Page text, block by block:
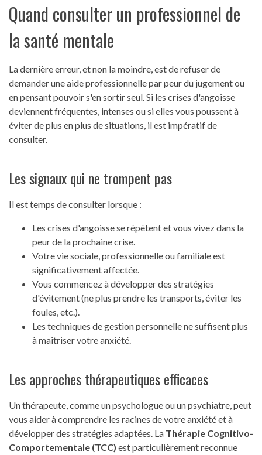
Quand consulter un professionnel de
la santé mentale
La dernière erreur, et non la moindre, est de refuser de
demander une aide professionnelle par peur du jugement ou
en pensant pouvoir s'en sortir seul. Si les crises d'angoisse
deviennent fréquentes, intenses ou si elles vous poussent à
éviter de plus en plus de situations, il est impératif de
consulter.
Les signaux qui ne trompent pas
Il est temps de consulter lorsque :
Les crises d'angoisse se répètent et vous vivez dans la
peur de la prochaine crise.
Votre vie sociale, professionnelle ou familiale est
significativement affectée.
Vous commencez à développer des stratégies
d'évitement (ne plus prendre les transports, éviter les
foules, etc.).
Les techniques de gestion personnelle ne suffisent plus
à maîtriser votre anxiété.
Les approches thérapeutiques efficaces
Un thérapeute, comme un psychologue ou un psychiatre, peut
vous aider à comprendre les racines de votre anxiété et à
développer des stratégies adaptées. La Thérapie Cognitivo-
Comportementale (TCC) est particulièrement reconnue